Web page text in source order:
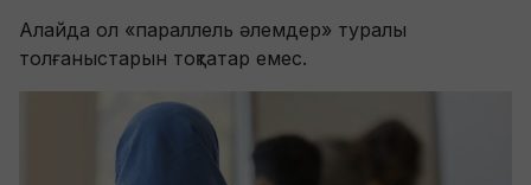
Алайда ол «параллель әлемдер» туралы
толғаныстарын тоқтатар емес.